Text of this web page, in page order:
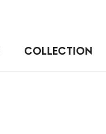
COLLECTION